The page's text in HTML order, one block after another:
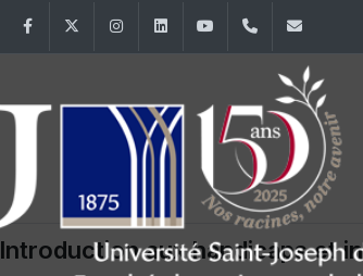
FacebookTwitter InstagramLinkedInYouTube+961 (1)
Introduction aux handicaps et